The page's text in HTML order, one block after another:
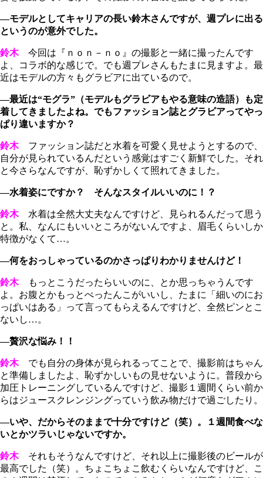
―モデルとしてキャリアの長い鈴木さんですが、週プレに出る
というのが意外でした。
鈴木今回は『ｎｏｎ－ｎｏ』の撮影と一緒に撮ったんです
よ、コラボ的な感じで。でも週プレさんもたまに見ますよ。最
近はモデルの方々もグラビアに出ているので。
―最近は“モグラ”（モデルもグラビアもやる意味の造語）も定
着してきましたよね。でもファッション誌とグラビアってやっ
ぱり違いますか？
鈴木ファッション誌だと水着を可愛く見せようとするので、
自分が見られているんだという感覚はすごく新鮮でした。それ
と今さらなんですが、恥ずかしくて照れてきました。
―水着姿にですか？ そんなスタイルいいのに！？
鈴木水着は全然大丈夫なんですけど、見られるんだって思う
と。私、なんにもいいところがないんですよ、眉毛くらいしか
特徴がなくて…。
―何をおっしゃっているのかさっぱりわかりませんけど！
鈴木もっとこうだったらいいのに、とか思っちゃうんです
よ。お腹とかもっとぺったんこがいいし、たまに「細いのにお
っぱいはある」って言ってもらえるんですけど、全然ピンとこ
ないし…。
―贅沢な悩み！！
鈴木でも自分の身体が見られるってことで、撮影前はちゃん
と準備しましたよ、恥ずかしいもの見せないように。普段から
加圧トレーニングしているんですけど、撮影１週間くらい前か
らはジュースクレンジングっていう飲み物だけで過ごしたり。
―いや、だからそのままで十分ですけど（笑）。１週間食べな
いとかツラいじゃないですか。
鈴木それもそうなんですけど、それ以上に撮影後のビールが
最高でした（笑）。ちょこちょこ飲むくらいなんですけど、こ